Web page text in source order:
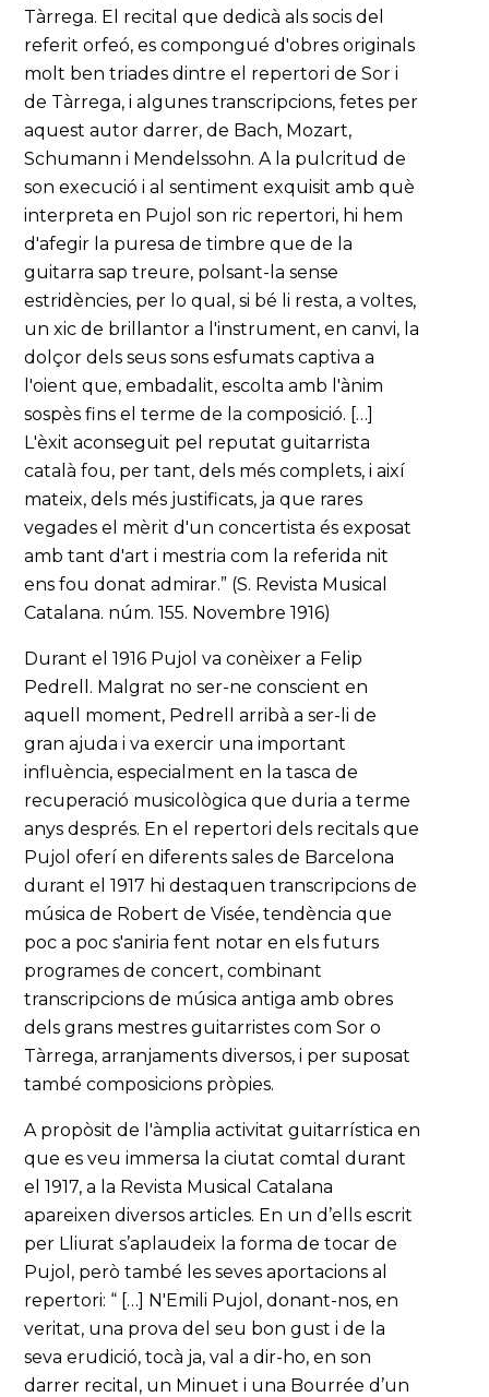
Tàrrega. El recital que dedicà als socis del
referit orfeó, es compongué d'obres originals
molt ben triades dintre el repertori de Sor i
de Tàrrega, i algunes transcripcions, fetes per
aquest autor darrer, de Bach, Mozart,
Schumann i Mendelssohn. A la pulcritud de
son execució i al sentiment exquisit amb què
interpreta en Pujol son ric repertori, hi hem
d'afegir la puresa de timbre que de la
guitarra sap treure, polsant-la sense
estridències, per lo qual, si bé li resta, a voltes,
un xic de brillantor a l'instrument, en canvi, la
dolçor dels seus sons esfumats captiva a
l'oient que, embadalit, escolta amb l'ànim
sospès fins el terme de la composició. […]
L'èxit aconseguit pel reputat guitarrista
català fou, per tant, dels més complets, i així
mateix, dels més justificats, ja que rares
vegades el mèrit d'un concertista és exposat
amb tant d'art i mestria com la referida nit
ens fou donat admirar.” (S. Revista Musical
Catalana. núm. 155. Novembre 1916)
Durant el 1916 Pujol va conèixer a Felip
Pedrell. Malgrat no ser-ne conscient en
aquell moment, Pedrell arribà a ser-li de
gran ajuda i va exercir una important
influència, especialment en la tasca de
recuperació musicològica que duria a terme
anys després. En el repertori dels recitals que
Pujol oferí en diferents sales de Barcelona
durant el 1917 hi destaquen transcripcions de
música de Robert de Visée, tendència que
poc a poc s'aniria fent notar en els futurs
programes de concert, combinant
transcripcions de música antiga amb obres
dels grans mestres guitarristes com Sor o
Tàrrega, arranjaments diversos, i per suposat
també composicions pròpies.
A propòsit de l'àmplia activitat guitarrística en
que es veu immersa la ciutat comtal durant
el 1917, a la Revista Musical Catalana
apareixen diversos articles. En un d’ells escrit
per Lliurat s’aplaudeix la forma de tocar de
Pujol, però també les seves aportacions al
repertori: “ […] N'Emili Pujol, donant-nos, en
veritat, una prova del seu bon gust i de la
seva erudició, tocà ja, val a dir-ho, en son
darrer recital, un Minuet i una Bourrée d’un